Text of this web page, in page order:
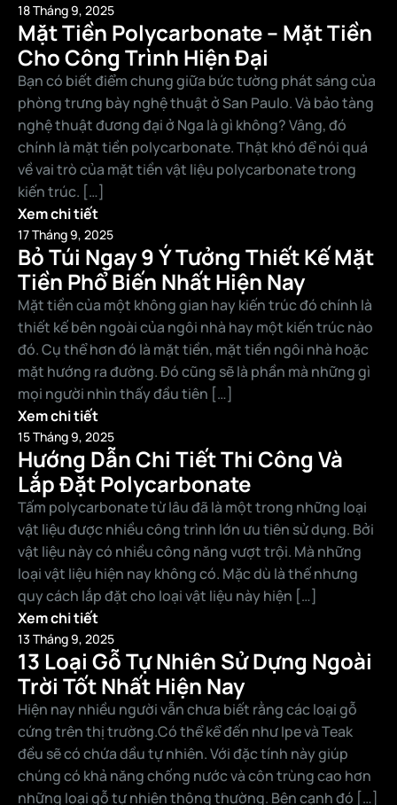
18 Tháng 9, 2025
Mặt Tiền Polycarbonate – Mặt Tiền
Cho Công Trình Hiện Đại
Bạn có biết điểm chung giữa bức tường phát sáng của
phòng trưng bày nghệ thuật ở San Paulo. Và bảo tàng
nghệ thuật đương đại ở Nga là gì không? Vâng, đó
chính là mặt tiền polycarbonate. Thật khó để nói quá
về vai trò của mặt tiền vật liệu polycarbonate trong
kiến ​​trúc. […]
Xem chi tiết
17 Tháng 9, 2025
Bỏ Túi Ngay 9 Ý Tưởng Thiết Kế Mặt
Tiền Phổ Biến Nhất Hiện Nay
Mặt tiền của một không gian hay kiến trúc đó chính là
thiết kế bên ngoài của ngôi nhà hay một kiến trúc nào
đó. Cụ thể hơn đó là mặt tiền, mặt tiền ngôi nhà hoặc
mặt hướng ra đường. Đó cũng sẽ là phần mà những gì
mọi người nhìn thấy đầu tiên […]
Xem chi tiết
15 Tháng 9, 2025
Hướng Dẫn Chi Tiết Thi Công Và
Lắp Đặt Polycarbonate
Tấm polycarbonate từ lâu đã là một trong những loại
vật liệu được nhiều công trình lớn ưu tiên sử dụng. Bởi
vật liệu này có nhiều công năng vượt trội. Mà những
loại vật liệu hiện nay không có. Mặc dù là thế nhưng
quy cách lắp đặt cho loại vật liệu này hiện […]
Xem chi tiết
13 Tháng 9, 2025
13 Loại Gỗ Tự Nhiên Sử Dựng Ngoài
Trời Tốt Nhất Hiện Nay
Hiện nay nhiều người vẫn chưa biết rằng các loại gỗ
cứng trên thị trường.Có thể kể đến như Ipe và Teak
đều sẽ có chứa dầu tự nhiên. Với đặc tính này giúp
chúng có khả năng chống nước và côn trùng cao hơn
những loại gỗ tự nhiên thông thường. Bên cạnh đó […]